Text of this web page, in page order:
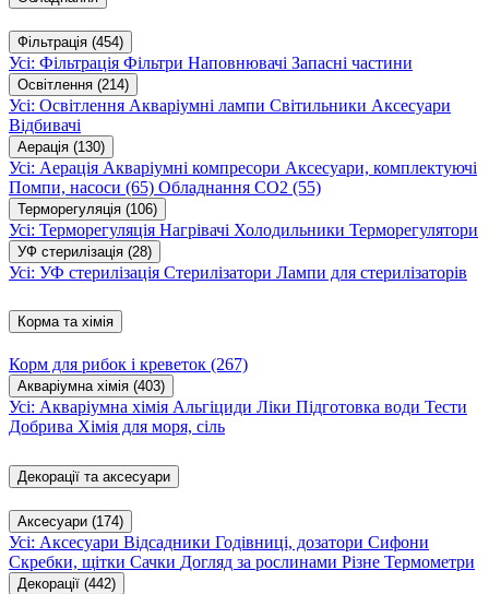
Фільтрація (454)
Усі: Фільтрація Фільтри Наповнювачі Запасні частини
Освітлення (214)
Усі: Освітлення Акваріумні лампи Світильники Аксесуари
Відбивачі
Аерація (130)
Усі: Аерація Акваріумні компресори Аксесуари, комплектуючі
Помпи, насоси (65) Обладнання CO2 (55)
Терморегуляція (106)
Усі: Терморегуляція Нагрівачі Холодильники Терморегулятори
УФ стерилізація (28)
Усі: УФ стерилізація Стерилізатори Лампи для стерилізаторів
Корма та хімія
Корм для рибок і креветок (267)
Акваріумна хімія (403)
Усі: Акваріумна хімія Альгіциди Ліки Підготовка води Тести
Добрива Хімія для моря, сіль
Декорації та аксесуари
Аксесуари (174)
Усі: Аксесуари Відсадники Годівниці, дозатори Сифони
Скребки, щітки Сачки Догляд за рослинами Різне Термометри
Декорації (442)